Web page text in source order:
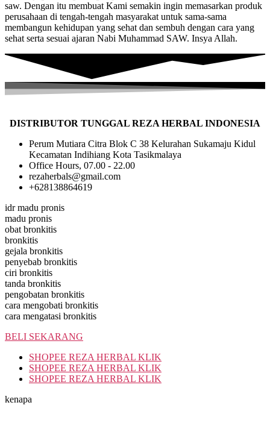
saw. Dengan itu membuat Kami semakin ingin memasarkan produk
perusahaan di tengah-tengah masyarakat untuk sama-sama
membangun kehidupan yang sehat dan sembuh dengan cara yang
sehat serta sesuai ajaran Nabi Muhammad SAW. Insya Allah.
DISTRIBUTOR TUNGGAL REZA HERBAL INDONESIA
Perum Mutiara Citra Blok C 38 Kelurahan Sukamaju Kidul
Kecamatan Indihiang Kota Tasikmalaya
Office Hours, 07.00 - 22.00
rezaherbals@gmail.com
+628138864619
idr madu pronis
madu pronis
obat bronkitis
bronkitis
gejala bronkitis
penyebab bronkitis
ciri bronkitis
tanda bronkitis
pengobatan bronkitis
cara mengobati bronkitis
cara mengatasi bronkitis
BELI SEKARANG
SHOPEE REZA HERBAL KLIK
SHOPEE REZA HERBAL KLIK
SHOPEE REZA HERBAL KLIK
kenapa